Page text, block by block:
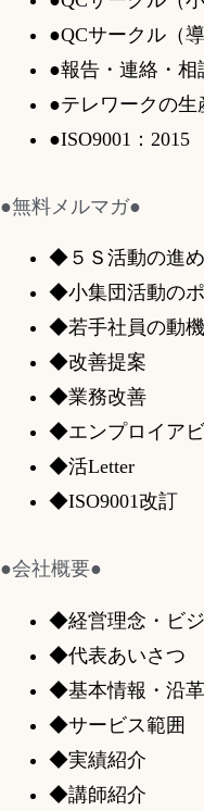
●QCサークル（
●報告・連絡・相
●テレワークの生
●ISO9001：2015
●無料メルマガ●
◆５Ｓ活動の進
◆小集団活動の
◆若手社員の動
◆改善提案
◆業務改善
◆エンプロイア
◆活Letter
◆ISO9001改訂
●会社概要●
◆経営理念・ビ
◆代表あいさつ
◆基本情報・沿革
◆サービス範囲
◆実績紹介
◆講師紹介